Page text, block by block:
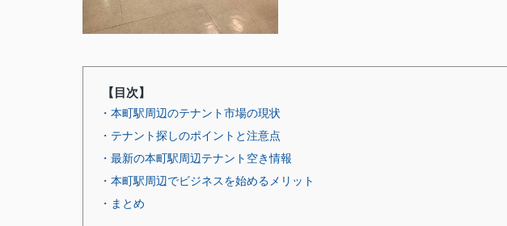
【目次】
・本町駅周辺のテナント市場の現状
・テナント探しのポイントと注意点
・最新の本町駅周辺テナント空き情報
・本町駅周辺でビジネスを始めるメリット
・まとめ